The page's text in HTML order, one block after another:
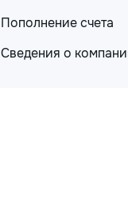
Пополнение счета
Сведения о